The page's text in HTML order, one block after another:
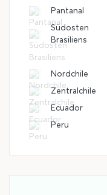
Pantanal
Südosten
Brasiliens
Nordchile
Zentralchile
Ecuador
Peru